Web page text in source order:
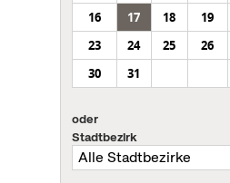
16
17 18 19
23
24 25 26
30
31
oder
Stadtbezirk